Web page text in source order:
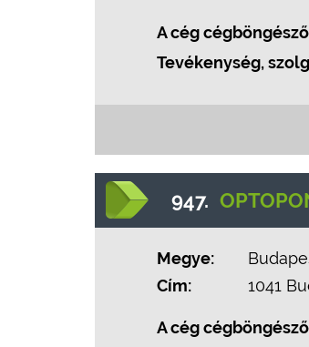
A cég
Tevékenység,
947.
Megye:
Cím:
1041
A cég